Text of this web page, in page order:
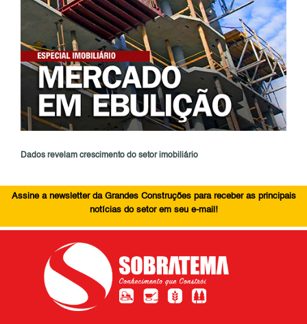
Dados revelam crescimento do setor imobiliário
Assine a newsletter da Grandes Construções para receber as principais
notícias do setor em seu e-mail!